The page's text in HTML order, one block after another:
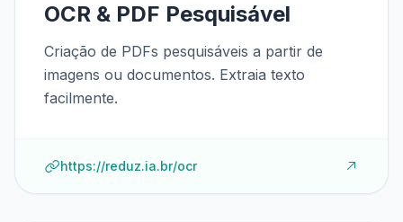
OCR & PDF Pesquisável
Criação de PDFs pesquisáveis a partir de
imagens ou documentos. Extraia texto
facilmente.
https://reduz.ia.br/ocr